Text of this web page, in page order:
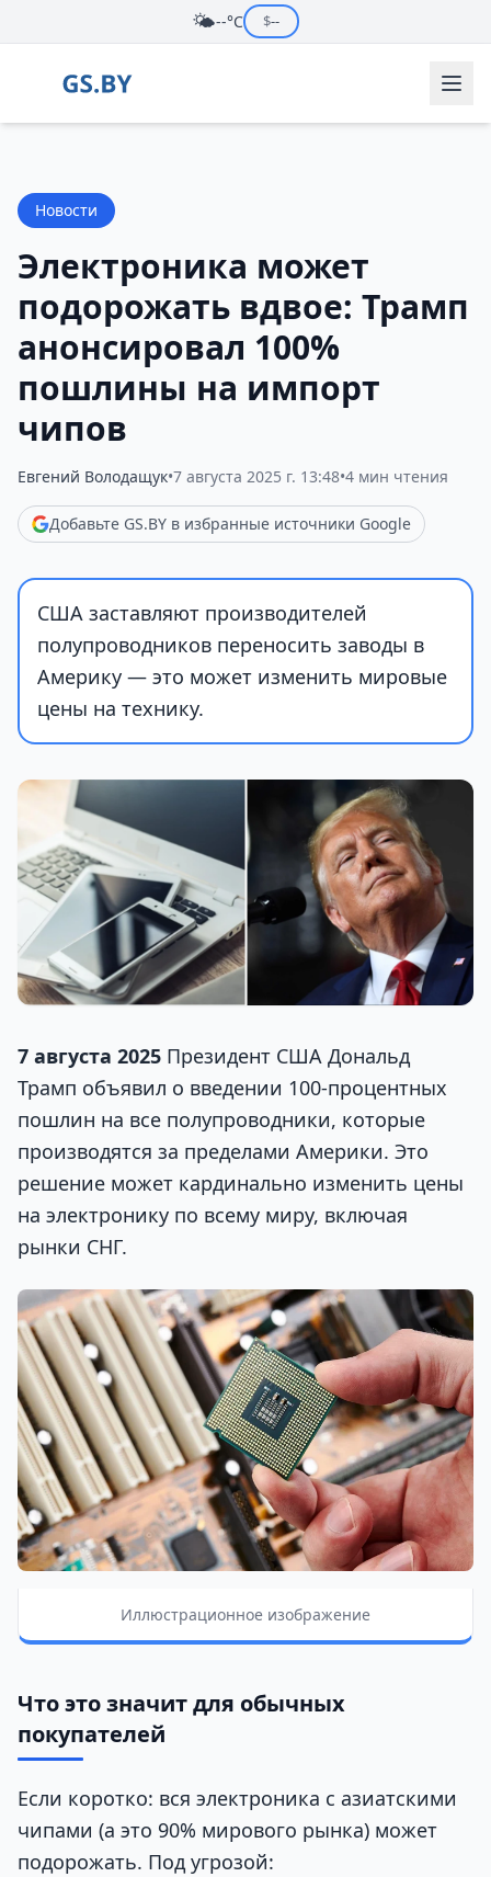
🌤️--°C $--
Новости
Электроника может
подорожать вдвое: Трамп
анонсировал 100%
пошлины на импорт
чипов
Евгений Володащук•7 августа 2025 г. 13:48•4 мин чтения
Добавьте GS.BY в избранные источники Google
США заставляют производителей
полупроводников переносить заводы в
Америку — это может изменить мировые
цены на технику.
7 августа 2025 Президент США Дональд
Трамп объявил о введении 100-процентных
пошлин на все полупроводники, которые
производятся за пределами Америки. Это
решение может кардинально изменить цены
на электронику по всему миру, включая
рынки СНГ.
Иллюстрационное изображение
Что это значит для обычных
покупателей
Если коротко: вся электроника с азиатскими
чипами (а это 90% мирового рынка) может
подорожать. Под угрозой: